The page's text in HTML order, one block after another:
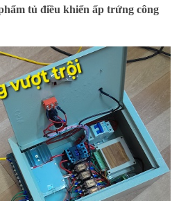
tủ điều khiển ấp trứng công